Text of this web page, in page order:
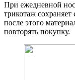
При ежедневной
трикотаж
после этого
повторять покупку.